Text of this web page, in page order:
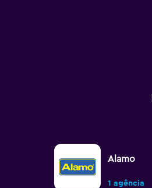
Alamo
1 agência